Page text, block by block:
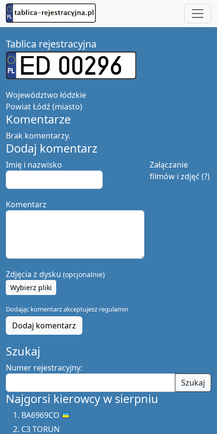
Tablica rejestracyjna
Województwo łódzkie
PowiatŁódź (miasto)
Komentarze
Brak komentarzy.
Dodaj komentarz
Załączanie
filmów i zdjęć (?)
Imię i nazwisko
Komentarz
Zdjęcia z dysku (opcjonalnie)
Wybierz pliki
Dodając komentarz akceptujesz regulamin
Dodaj komentarz
Szukaj
Numer rejestracyjny:
Szukaj
Najgorsi kierowcy w sierpniu
BA6969CO
C3 TORUN